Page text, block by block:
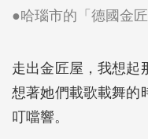
●哈瑙市的「德國金匠
走出金匠屋，我想起
想著她們載歌載舞的
叮噹響。